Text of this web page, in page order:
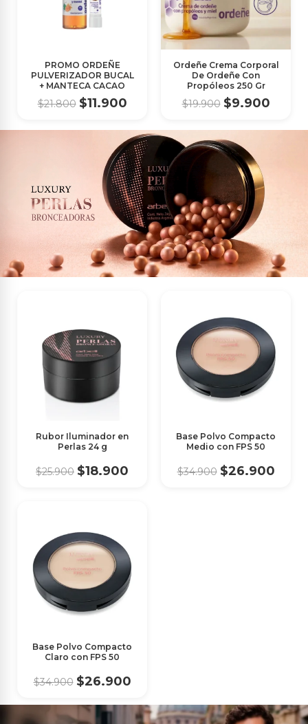
PROMO ORDEÑE
PULVERIZADOR BUCAL
+ MANTECA CACAO
$21.800 $11.900
Ordeñe Crema Corporal
De Ordeñe Con
Propóleos 250 Gr
$19.900 $9.900
Rubor Iluminador en
Perlas 24 g
$25.900 $18.900
Base Polvo Compacto
Medio con FPS 50
$34.900 $26.900
Base Polvo Compacto
Claro con FPS 50
$34.900 $26.900